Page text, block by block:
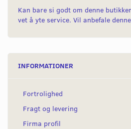
Kan bare si godt om denne
vet å yte service. Vil anbefale
INFORMATIONER
Fortrolighed
Fragt og levering
Firma profil